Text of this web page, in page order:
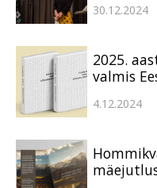
30.12.2024
2025.
valmis
4.12.2024